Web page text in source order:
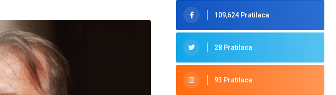
109,624 Pratilaca
28 Pratilaca
93 Pratilaca